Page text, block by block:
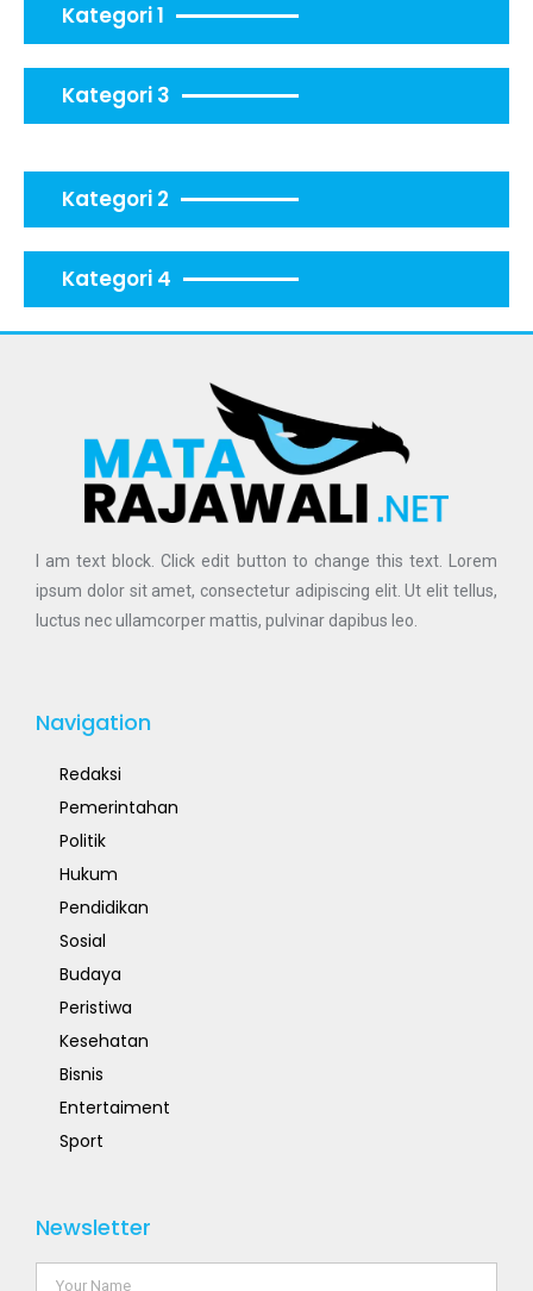
Kategori 1
Kategori 3
Kategori 2
Kategori 4
I am text block. Click edit button to change this text. Lorem
ipsum dolor sit amet, consectetur adipiscing elit. Ut elit tellus,
luctus nec ullamcorper mattis, pulvinar dapibus leo.
Navigation
Redaksi
Pemerintahan
Politik
Hukum
Pendidikan
Sosial
Budaya
Peristiwa
Kesehatan
Bisnis
Entertaiment
Sport
Newsletter